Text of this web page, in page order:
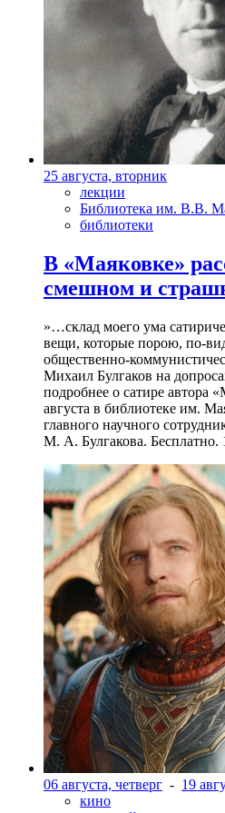
25 августа, вторник
лекции
Библиотека им. В.В.
библиотеки
В «Маяковке»
смешном и
»…склад моего ума
вещи, которые порою, по-
общественно-
Михаил Булгаков на
подробнее о сатире автора
августа в библиотеке им.
главного научного
М. А. Булгакова. Бесплатно.
06 августа, четверг - 19
кино